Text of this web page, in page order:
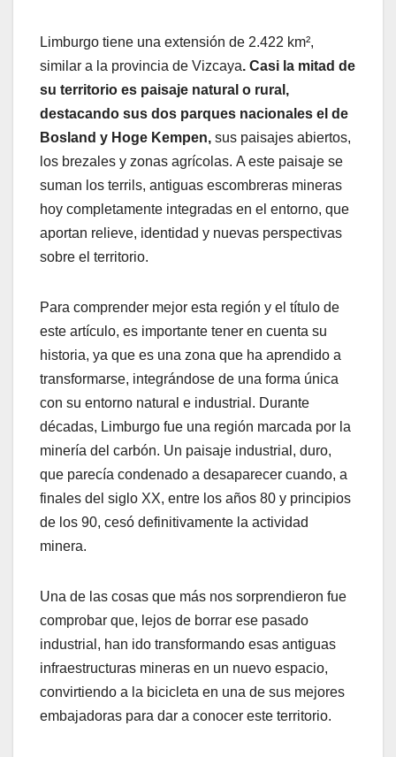
Limburgo tiene una extensión de 2.422 km²,
similar a la provincia de Vizcaya. Casi la mitad de
su territorio es paisaje natural o rural,
destacando sus dos parques nacionales el de
Bosland y Hoge Kempen, sus paisajes abiertos,
los brezales y zonas agrícolas. A este paisaje se
suman los terrils, antiguas escombreras mineras
hoy completamente integradas en el entorno, que
aportan relieve, identidad y nuevas perspectivas
sobre el territorio.
Para comprender mejor esta región y el título de
este artículo, es importante tener en cuenta su
historia, ya que es una zona que ha aprendido a
transformarse, integrándose de una forma única
con su entorno natural e industrial. Durante
décadas, Limburgo fue una región marcada por la
minería del carbón. Un paisaje industrial, duro,
que parecía condenado a desaparecer cuando, a
finales del siglo XX, entre los años 80 y principios
de los 90, cesó definitivamente la actividad
minera.
Una de las cosas que más nos sorprendieron fue
comprobar que, lejos de borrar ese pasado
industrial, han ido transformando esas antiguas
infraestructuras mineras en un nuevo espacio,
convirtiendo a la bicicleta en una de sus mejores
embajadoras para dar a conocer este territorio.